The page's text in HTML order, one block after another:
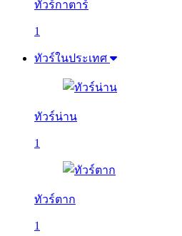
ทัวร์กาตาร์
1
ทัวร์ในประเทศ
ทัวร์น่าน
1
ทัวร์ตาก
1